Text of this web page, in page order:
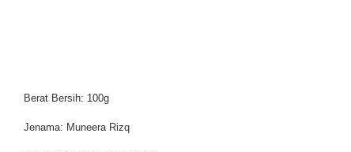
Berat Bersih: 100g
Jenama: Muneera Rizq